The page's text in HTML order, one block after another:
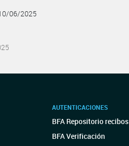
06/2025
AUTENTICACIONES
BFA Repositorio recibos
BFA Verificación